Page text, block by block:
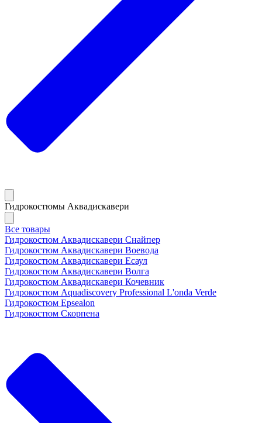
Гидрокостюмы Аквадискавери
Все товары
Гидрокостюм Аквадискавери Снайпер
Гидрокостюм Аквадискавери Воевода
Гидрокостюм Аквадискавери Есаул
Гидрокостюм Аквадискавери Волга
Гидрокостюм Аквадискавери Кочевник
Гидрокостюм Aquadiscovery Professional L'onda Verde
Гидрокостюм Epsealon
Гидрокостюм Скорпена